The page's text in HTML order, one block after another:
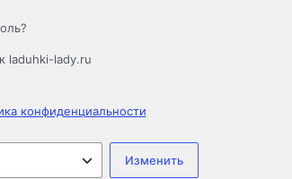
laduhki-lady.ru
конфиденциальности